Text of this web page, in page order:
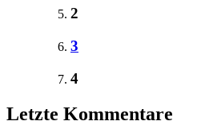
2
3
4
Letzte Kommentare